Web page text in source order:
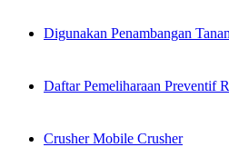
Digunakan Penambangan
Daftar Pemeliharaan Preventif
Crusher Mobile Crusher